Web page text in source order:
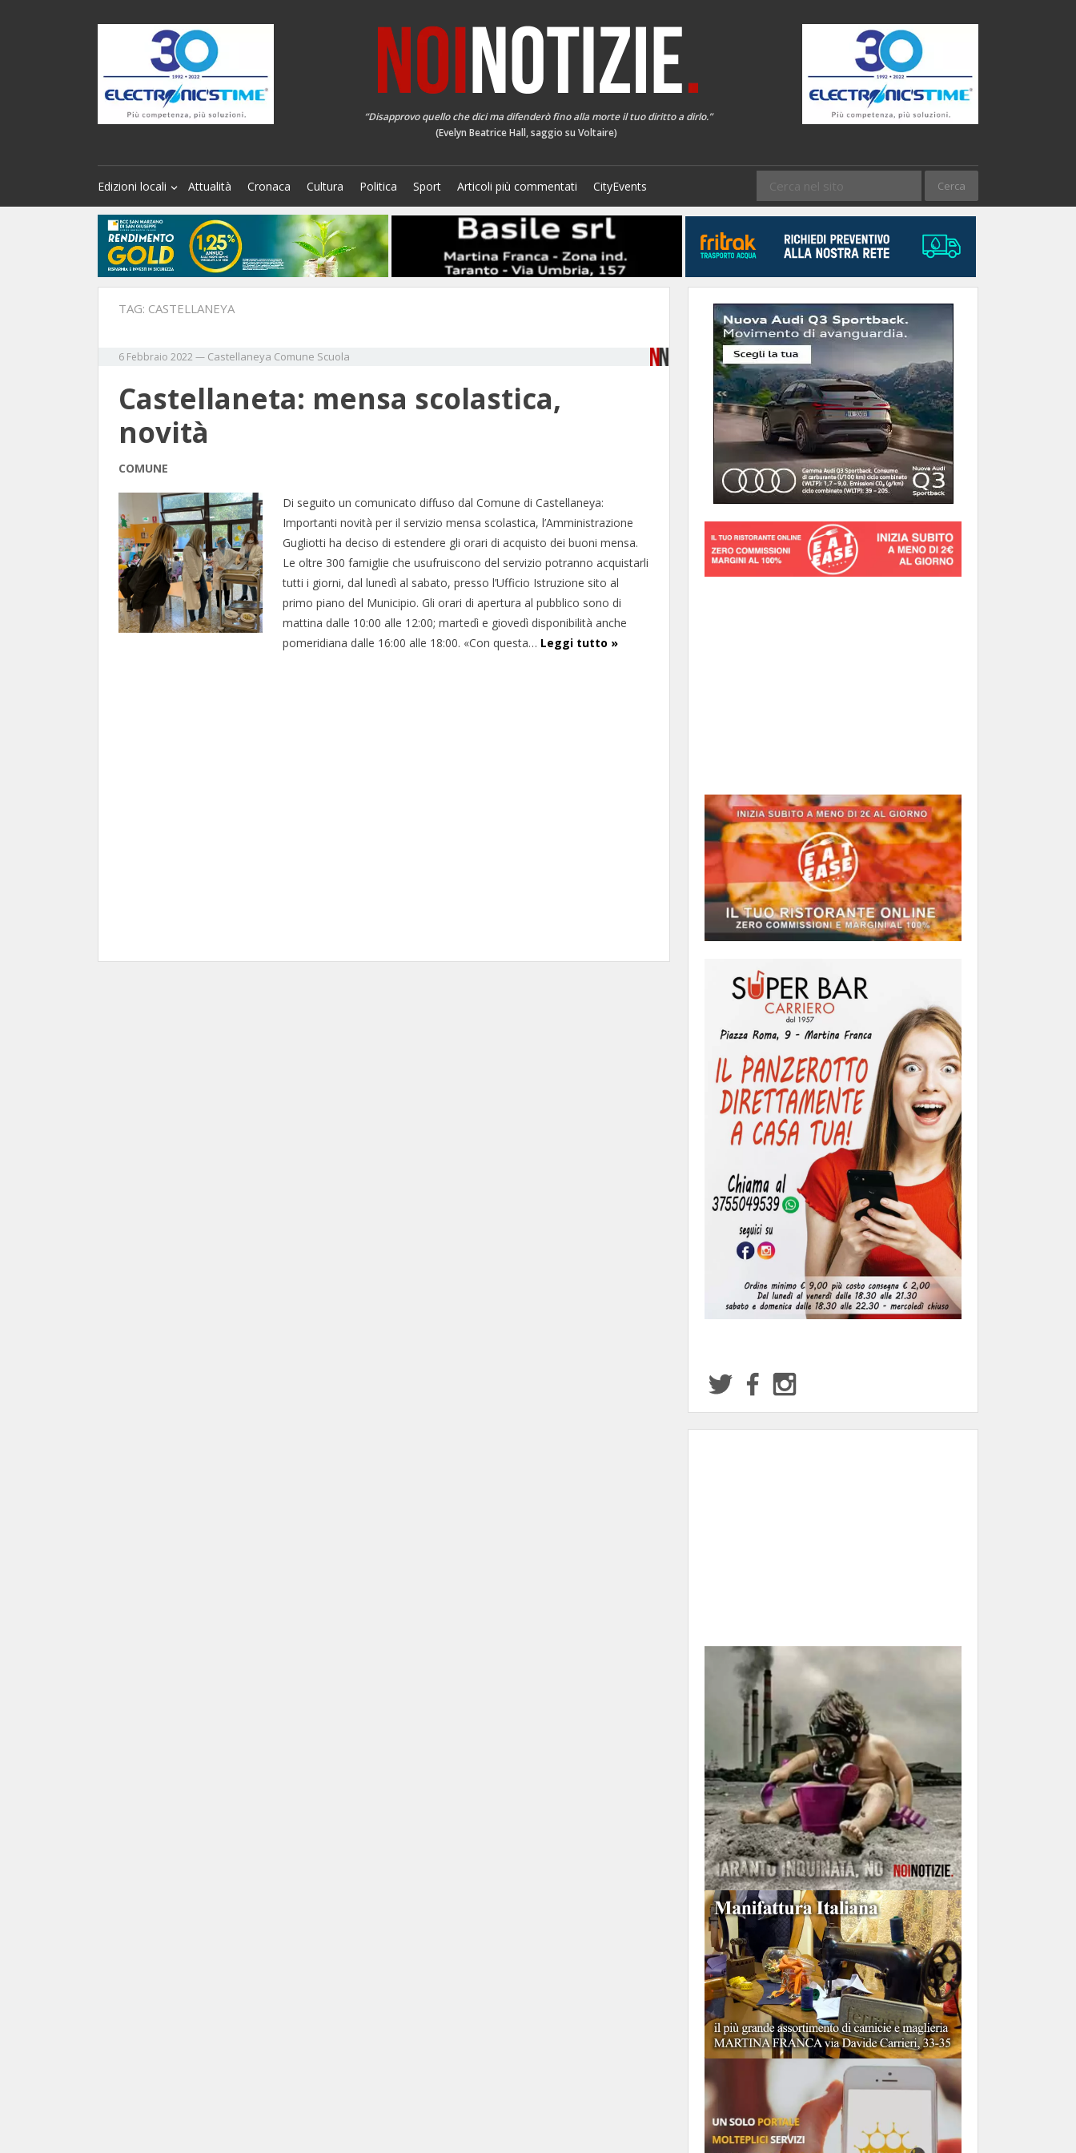
“Disapprovo quello che dici ma difenderò fino alla morte il tuo diritto a dirlo.”
(Evelyn Beatrice Hall, saggio su Voltaire)
Edizioni locali Attualità Cronaca Cultura Politica Sport Articoli più commentati CityEvents
TAG: CASTELLANEYA
6 Febbraio 2022 — Castellaneya Comune Scuola
Castellaneta: mensa scolastica,
novità
COMUNE
Di seguito un comunicato diffuso dal Comune di Castellaneya:
Importanti novità per il servizio mensa scolastica, l’Amministrazione
Gugliotti ha deciso di estendere gli orari di acquisto dei buoni mensa.
Le oltre 300 famiglie che usufruiscono del servizio potranno acquistarli
tutti i giorni, dal lunedì al sabato, presso l’Ufficio Istruzione sito al
primo piano del Municipio. Gli orari di apertura al pubblico sono di
mattina dalle 10:00 alle 12:00; martedì e giovedì disponibilità anche
pomeridiana dalle 16:00 alle 18:00. «Con questa… Leggi tutto »